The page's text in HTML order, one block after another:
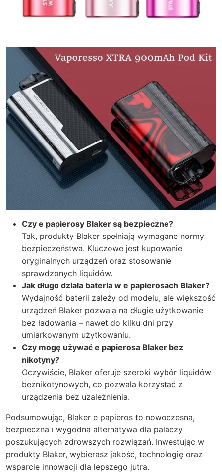
Czy e papierosy Blaker są bezpieczne?
Tak, produkty Blaker spełniają wymagane normy
bezpieczeństwa. Kluczowe jest kupowanie
oryginalnych urządzeń oraz stosowanie
sprawdzonych liquidów.
Jak długo działa bateria w e papierosach Blaker?
Wydajność baterii zależy od modelu, ale większość
urządzeń Blaker pozwala na długie użytkowanie
bez ładowania – nawet do kilku dni przy
umiarkowanym użytkowaniu.
Czy mogę używać e papierosa Blaker bez
nikotyny?
Oczywiście, Blaker oferuje szeroki wybór liquidów
beznikotynowych, co pozwala korzystać z
urządzenia bez uzależnienia.
Podsumowując, Blaker e papieros to nowoczesna,
bezpieczna i wygodna alternatywa dla palaczy
poszukujących zdrowszych rozwiązań. Inwestując w
produkty Blaker, wybierasz jakość, technologię oraz
wsparcie innowacji dla lepszego jutra.